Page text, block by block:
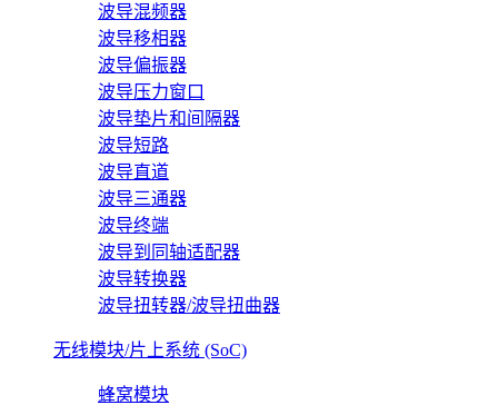
波导混频器
波导移相器
波导偏振器
波导压力窗口
波导垫片和间隔器
波导短路
波导直道
波导三通器
波导终端
波导到同轴适配器
波导转换器
波导扭转器/波导扭曲器
无线模块/片上系统 (SoC)
蜂窝模块